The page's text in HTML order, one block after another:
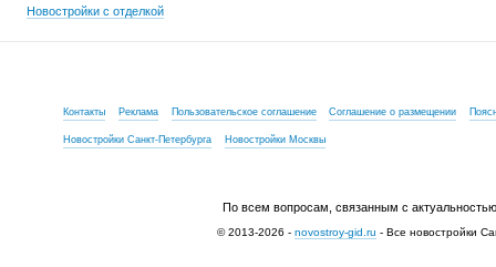
Новостройки с отделкой
Контакты Реклама Пользовательское соглашение Соглашение о размещении
Новостройки Санкт-Петербурга Новостройки Москвы
По всем вопросам, связанным с
© 2013-2026 - novostroy-gid.ru - Все новостройки